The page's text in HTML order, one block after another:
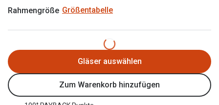
20% auf selbsttönende Gläser
Trends
Nuance Audio Brille
Ray-Ban Meta
Zubehör
Rahmengröße Größentabelle
Gläser auswählen
Zum Warenkorb hinzufügen